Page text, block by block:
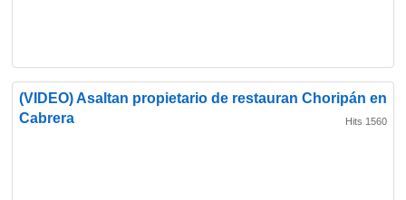
(VIDEO) Asaltan propietario de restauran Choripán en
Cabrera
Hits 1560